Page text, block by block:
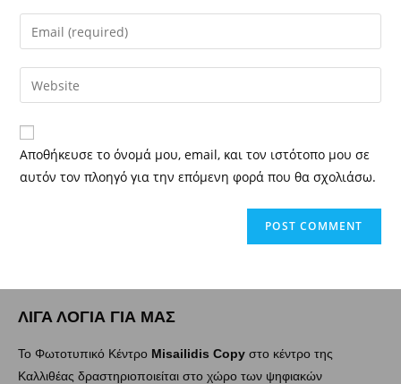
Αποθήκευσε το όνομά μου, email, και τον ιστότοπο μου σε
αυτόν τον πλοηγό για την επόμενη φορά που θα σχολιάσω.
ΛΙΓΑ ΛΟΓΙΑ ΓΙΑ ΜΑΣ
Το Φωτοτυπικό Κέντρο Misailidis Copy στο κέντρο της
Καλλιθέας δραστηριοποιείται στο χώρο των ψηφιακών